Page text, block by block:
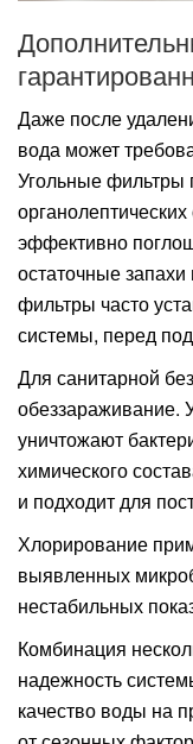
Даже после
вода может
Угольные фильтры
эффективно
остаточные
фильтры часто
системы, перед
Для санитарной
обеззараживание.
уничтожают
химического
и подходит для
Хлорирование
выявленных
нестабильных
Комбинация
надежность
качество воды на